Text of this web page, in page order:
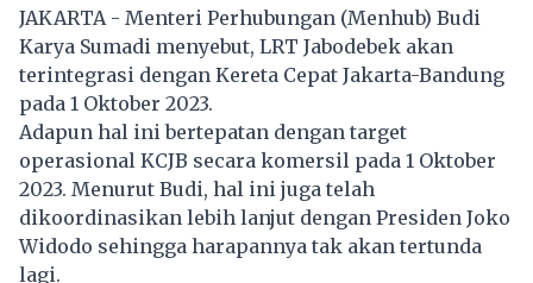
JAKARTA - Menteri Perhubungan (Menhub) Budi
Karya Sumadi menyebut, LRT Jabodebek akan
terintegrasi dengan Kereta Cepat Jakarta-Bandung
pada 1 Oktober 2023.
Adapun hal ini bertepatan dengan target
operasional KCJB secara komersil pada 1 Oktober
2023. Menurut Budi, hal ini juga telah
dikoordinasikan lebih lanjut dengan Presiden Joko
Widodo sehingga harapannya tak akan tertunda
lagi.